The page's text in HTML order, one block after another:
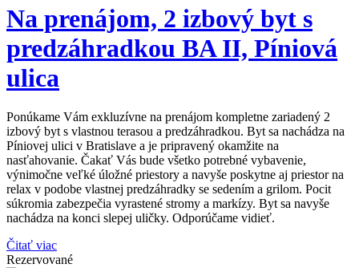
Na prenájom, 2 izbový byt s
predzáhradkou BA II, Píniová
ulica
Ponúkame Vám exkluzívne na prenájom kompletne zariadený 2
izbový byt s vlastnou terasou a predzáhradkou. Byt sa nachádza na
Píniovej ulici v Bratislave a je pripravený okamžite na
nasťahovanie. Čakať Vás bude všetko potrebné vybavenie,
výnimočne veľké úložné priestory a navyše poskytne aj priestor na
relax v podobe vlastnej predzáhradky se sedením a grilom. Pocit
súkromia zabezpečia vyrastené stromy a markízy. Byt sa navyše
nachádza na konci slepej uličky. Odporúčame vidieť.
Čitať viac
Rezervované